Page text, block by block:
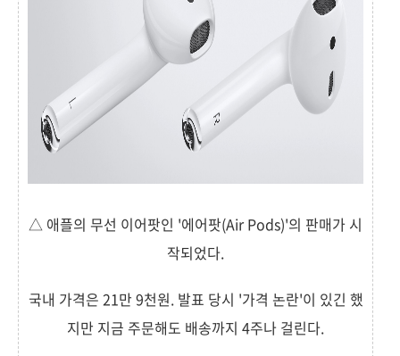
△ 애플의 무선 이어팟인 '에어팟(Air Pods)'의 판매가 시
작되었다.
국내 가격은 21만 9천원. 발표 당시 '가격 논란'이 있긴 했
지만 지금 주문해도 배송까지 4주나 걸린다.